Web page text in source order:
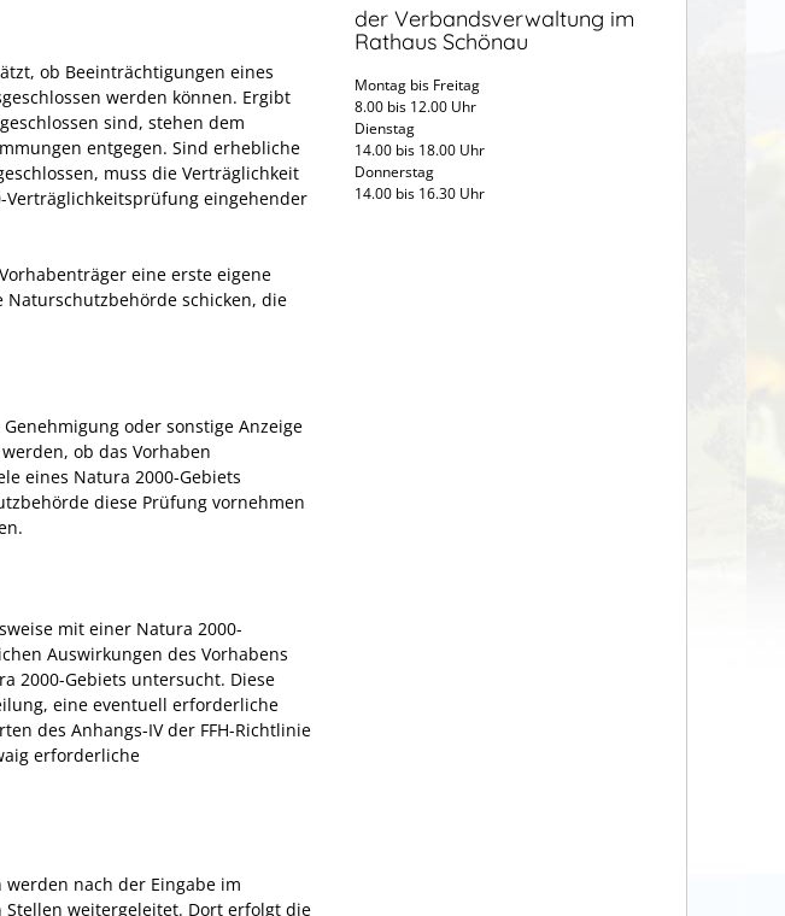
ob Beeinträchtigungen eines
werden können. Ergibt
sind, stehen dem
entgegen. Sind erhebliche
muss die Verträglichkeit
Verträglichkeitsprüfung eingehender
eine erste eigene
schicken, die
oder sonstige Anzeige
ob das Vorhaben
eines Natura 2000-Gebiets
diese Prüfung vornehmen
mit einer Natura 2000-
Auswirkungen des Vorhabens
2000-Gebiets untersucht. Diese
eine eventuell erforderliche
des Anhangs-IV der FFH-Richtlinie
erforderliche
nach der Eingabe im
weitergeleitet. Dort erfolgt die
der Verbandsverwaltung im
Rathaus Schönau
Montag bis Freitag
8.00 bis 12.00 Uhr
Dienstag
14.00 bis 18.00 Uhr
Donnerstag
14.00 bis 16.30 Uhr